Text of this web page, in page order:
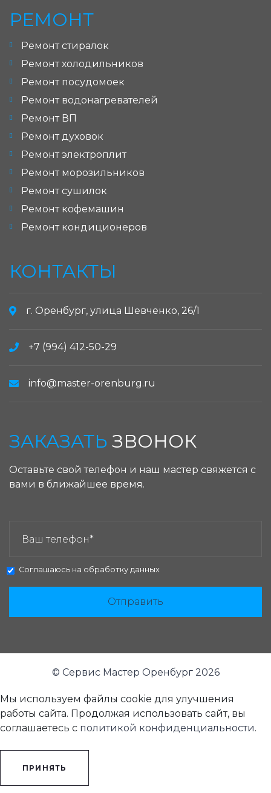
РЕМОНТ
Ремонт стиралок
Ремонт холодильников
Ремонт посудомоек
Ремонт водонагревателей
Ремонт ВП
Ремонт духовок
Ремонт электроплит
Ремонт морозильников
Ремонт сушилок
Ремонт кофемашин
Ремонт кондиционеров
КОНТАКТЫ
г. Оренбург, улица Шевченко, 26/1
+7 (994) 412-50-29
info@master-orenburg.ru
ЗАКАЗАТЬ ЗВОНОК
Оставьте свой телефон и наш мастер свяжется с
вами в ближайшее время.
Соглашаюсь на обработку данных
Отправить
© Сервис Мастер Оренбург 2026
Мы используем файлы cookie для улучшения
работы сайта. Продолжая использовать сайт, вы
соглашаетесь с политикой конфиденциальности.
ПРИНЯТЬ